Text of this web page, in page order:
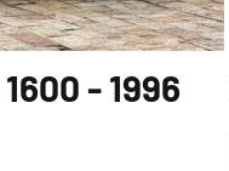
- 1996